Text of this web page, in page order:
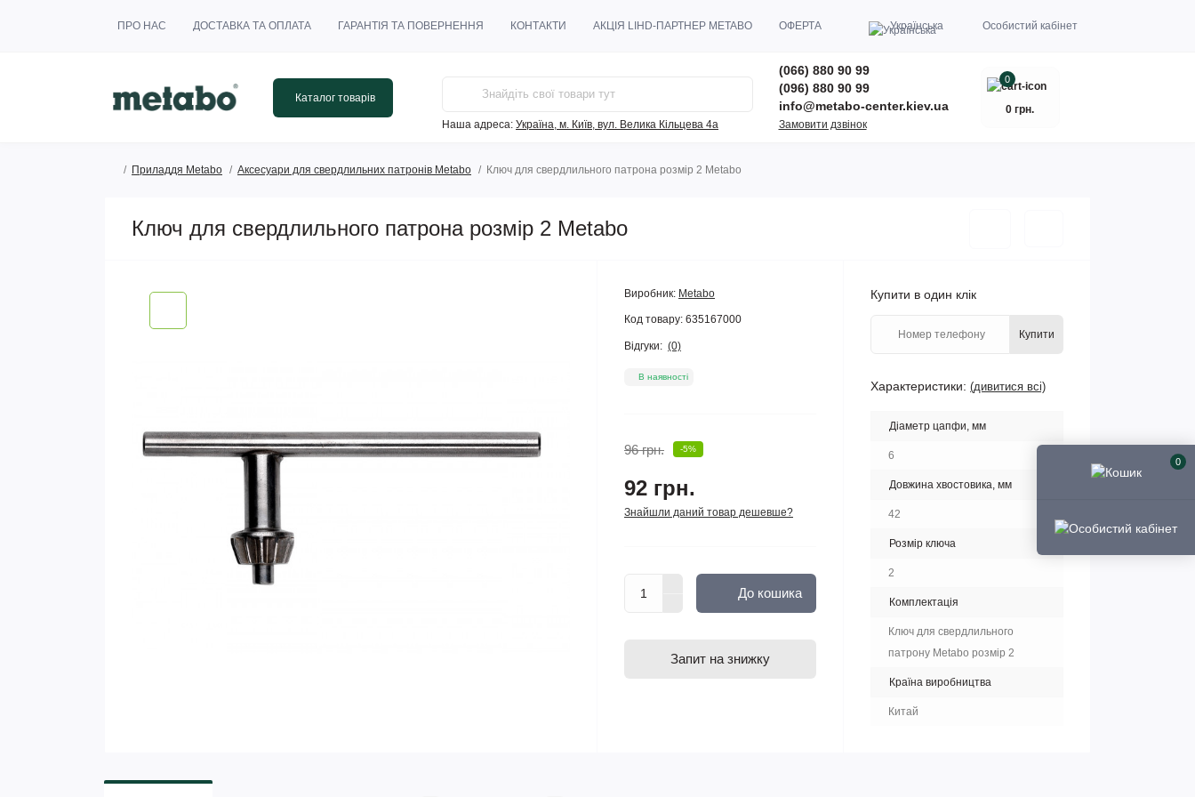
0
ПРО НАС ДОСТАВКА ТА ОПЛАТА ГАРАНТІЯ ТА ПОВЕРНЕННЯ КОНТАКТИ АКЦІЯ LIHD-ПАРТНЕР METABO ОФЕРТА Українська Особистий кабінет
Каталог товарів
Наша адреса: Україна, м. Київ, вул. Велика Кільцева 4а
(066) 880 90 99
(096) 880 90 99
info@metabo-center.kiev.ua
Замовити дзвінок
0
0 грн.
Приладдя Metabo Аксесуари для свердлильних патронів Metabo Ключ для свердлильного патрона розмір 2 Metabo
Ключ для свердлильного патрона розмір 2 Metabo
Виробник: Metabo
Код товару: 635167000
Відгуки: (0)
В наявності
96 грн. -5%
92 грн.
Знайшли даний товар дешевше?
До кошика
Запит на знижку
Купити в один клік
Купити
Характеристики: (дивитися всі)
Діаметр цапфи, мм
6
Довжина хвостовика, мм
42
Розмір ключа
2
Комплектація
Ключ для свердлильного
патрону Metabo розмір 2
Країна виробництва
Китай